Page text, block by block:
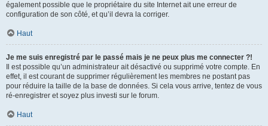
également possible que le propriétaire du site Internet ait une erreur de
configuration de son côté, et qu’il devra la corriger.
Haut
Je me suis enregistré par le passé mais je ne peux plus me connecter ?!
Il est possible qu’un administrateur ait désactivé ou supprimé votre compte. En
effet, il est courant de supprimer régulièrement les membres ne postant pas
pour réduire la taille de la base de données. Si cela vous arrive, tentez de vous
ré-enregistrer et soyez plus investi sur le forum.
Haut